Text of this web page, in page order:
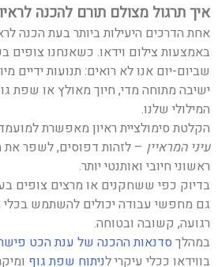
איך תרגול מצולם תורם להכנה
אחת הדרכים היעילות ביותר בעת הכנה
באמצעות צילום וידאו. כשאנחנו צופים
שביום-יום אנו לא רואים: תנועות ידיים
ישיבה מתוחה מדי, חיוך מאולץ או שפת
המילולי שלנו.
הקלטת סימולציית ראיון מאפשרת
עיני המראיין – לזהות דפוסים, לשפר את
ראשוני חיובי ואותנטי יותר.
בדיוק כפי ששחקנים או מרצים צופים
גם מחפשי עבודה יכולים להשתמש בכלי
רגועה, קשובה ובטוחה.
במהלךסדנאות ההכנה של ענת הכט
בווידאו ככלי עיקרי לניתוח שפת גוף